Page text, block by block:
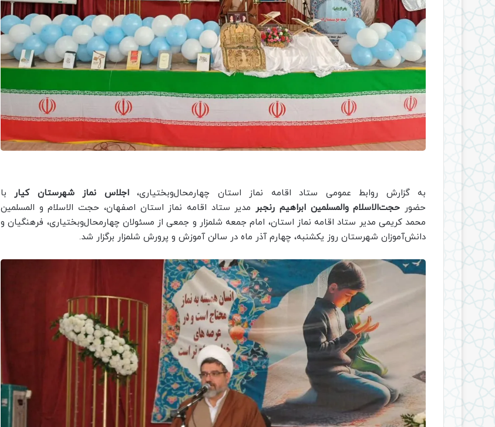
به گزارش روابط عمومی ستاد اقامه نماز استان چهارمحال‌وبختیاری،اجلاس نماز شهرستان کیاربا
حضور حجت‌الاسلام والمسلمین ابراهیم رنجبر مدیر ستاد اقامه نماز استان اصفهان، حجت الاسلام و المسلمین
محمد کریمی مدیر ستاد اقامه نماز استان، امام جمعه شلمزار و جمعی از مسئولان چهارمحال‌وبختیاری، فرهنگیان و
دانش‌آموزان شهرستان روز یکشنبه، چهارم آذر ماه در سالن آموزش و پرورش شلمزار برگزار شد.